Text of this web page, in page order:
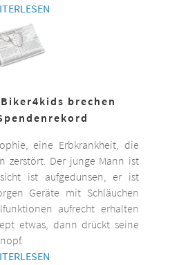
brechen
eine Erbkrankheit, die
zerstört. Der junge Mann ist
ist aufgedunsen, er ist
Geräte mit Schläuchen
aufrecht erhalten
etwas, dann drückt seine